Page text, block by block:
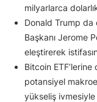
milyarlarca
Donald Trump da
Başkanı Jerome
eleştirerek
Bitcoin
potansiyel
yükseliş